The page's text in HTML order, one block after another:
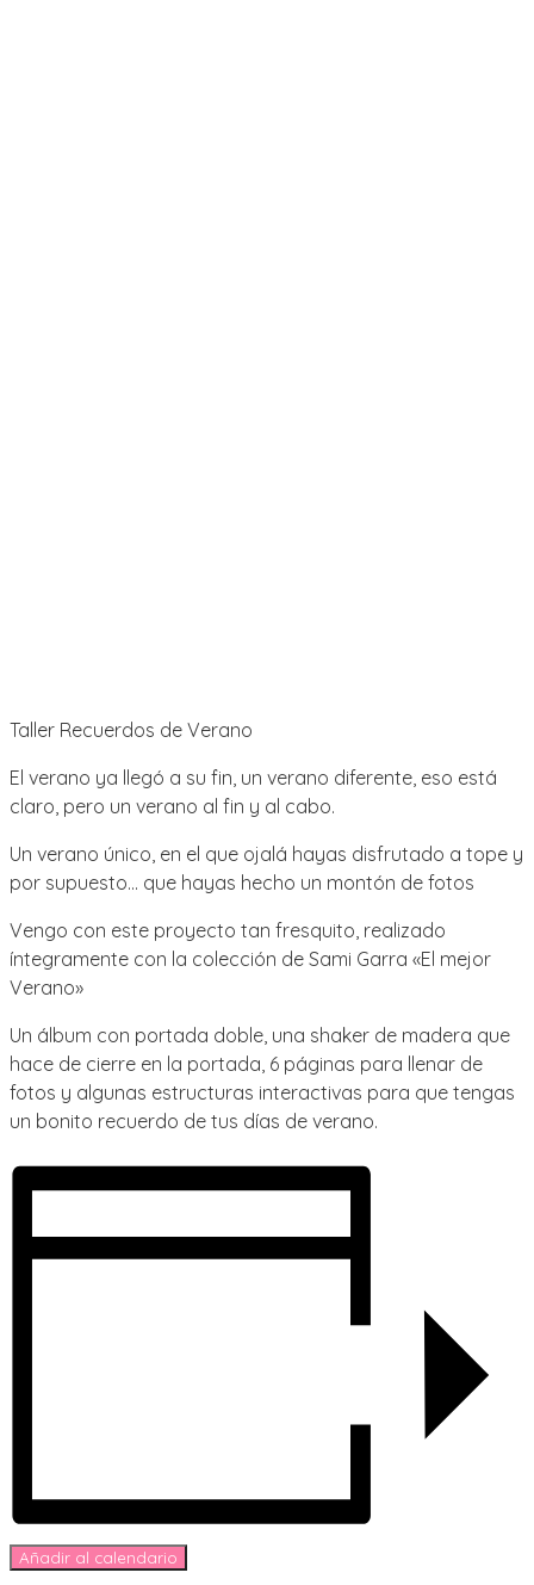
Taller Recuerdos de Verano
El verano ya llegó a su fin, un verano diferente, eso está
claro, pero un verano al fin y al cabo.
Un verano único, en el que ojalá hayas disfrutado a tope y
por supuesto… que hayas hecho un montón de fotos
Vengo con este proyecto tan fresquito, realizado
íntegramente con la colección de Sami Garra «El mejor
Verano»
Un álbum con portada doble, una shaker de madera que
hace de cierre en la portada, 6 páginas para llenar de
fotos y algunas estructuras interactivas para que tengas
un bonito recuerdo de tus días de verano.
Añadir al calendario